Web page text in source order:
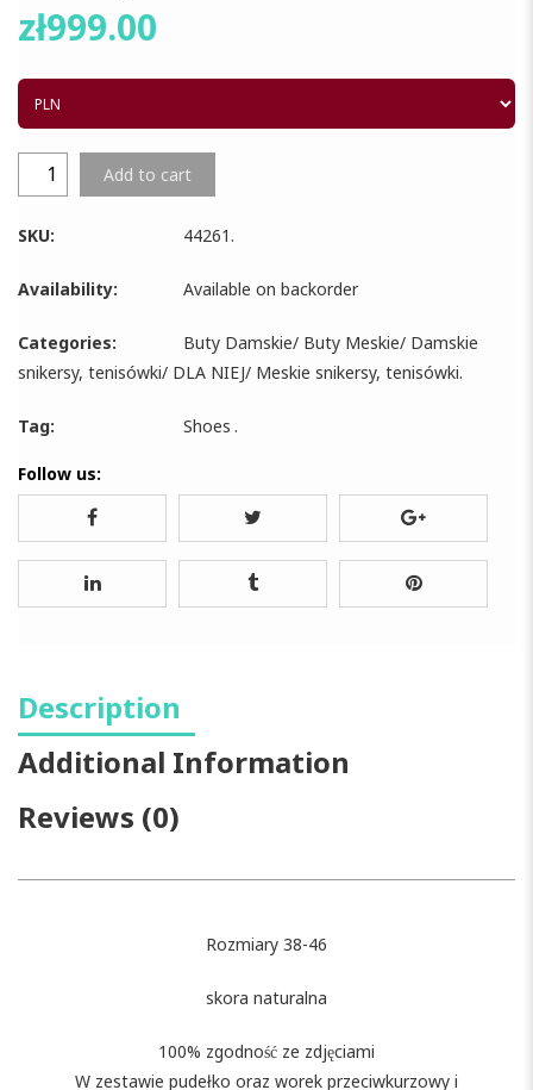
zł999.00
Add to cart
SKU: 44261.
Availability: Available on backorder
Categories: Buty Damskie/ Buty Meskie/ Damskie
snikersy, tenisówki/ DLA NIEJ/ Meskie snikersy, tenisówki.
Tag: Shoes .
Follow us:
Description
Additional Information
Reviews (0)
Rozmiary 38-46
skora naturalna
100% zgodność ze zdjęciami
W zestawie pudełko oraz worek przeciwkurzowy i